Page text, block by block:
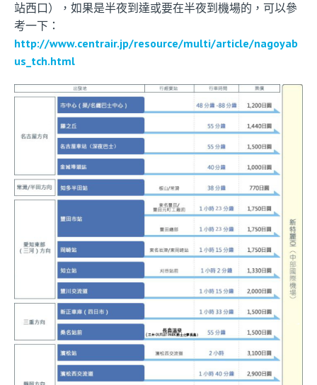
站西口），如果是半夜到達或要在半夜到機場的，可以參
考一下：
http://www.centrair.jp/resource/multi/article/nagoyab
us_tch.html